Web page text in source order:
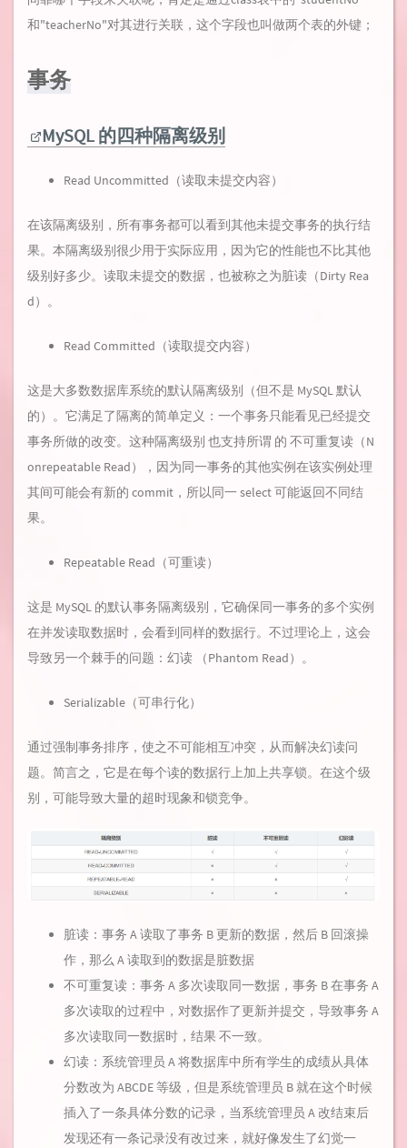
和"teacherNo"对其进行关联，这个字段也叫做两个表的外键；
事务
MySQL 的四种隔离级别
Read Uncommitted（读取未提交内容）
在该隔离级别，所有事务都可以看到其他未提交事务的执行结
果。本隔离级别很少用于实际应用，因为它的性能也不比其他
级别好多少。读取未提交的数据，也被称之为脏读（Dirty Rea
d）。
Read Committed（读取提交内容）
这是大多数数据库系统的默认隔离级别（但不是 MySQL 默认
的）。它满足了隔离的简单定义：一个事务只能看见已经提交
事务所做的改变。这种隔离级别 也支持所谓 的 不可重复读（N
onrepeatable Read），因为同一事务的其他实例在该实例处理
其间可能会有新的 commit，所以同一 select 可能返回不同结
果。
Repeatable Read（可重读）
这是 MySQL 的默认事务隔离级别，它确保同一事务的多个实例
在并发读取数据时，会看到同样的数据行。不过理论上，这会
导致另一个棘手的问题：幻读 （Phantom Read）。
Serializable（可串行化）
通过强制事务排序，使之不可能相互冲突，从而解决幻读问
题。简言之，它是在每个读的数据行上加上共享锁。在这个级
别，可能导致大量的超时现象和锁竞争。
脏读：事务 A 读取了事务 B 更新的数据，然后 B 回滚操
作，那么 A 读取到的数据是脏数据
不可重复读：事务 A 多次读取同一数据，事务 B 在事务 A
多次读取的过程中，对数据作了更新并提交，导致事务 A
多次读取同一数据时，结果 不一致。
幻读：系统管理员 A 将数据库中所有学生的成绩从具体
分数改为 ABCDE 等级，但是系统管理员 B 就在这个时候
插入了一条具体分数的记录，当系统管理员 A 改结束后
发现还有一条记录没有改过来，就好像发生了幻觉一